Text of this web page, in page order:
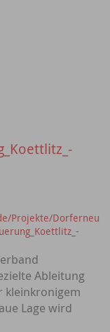
Projekte/Dorferneu
Ableitung
kleinkronigem
Lage wird